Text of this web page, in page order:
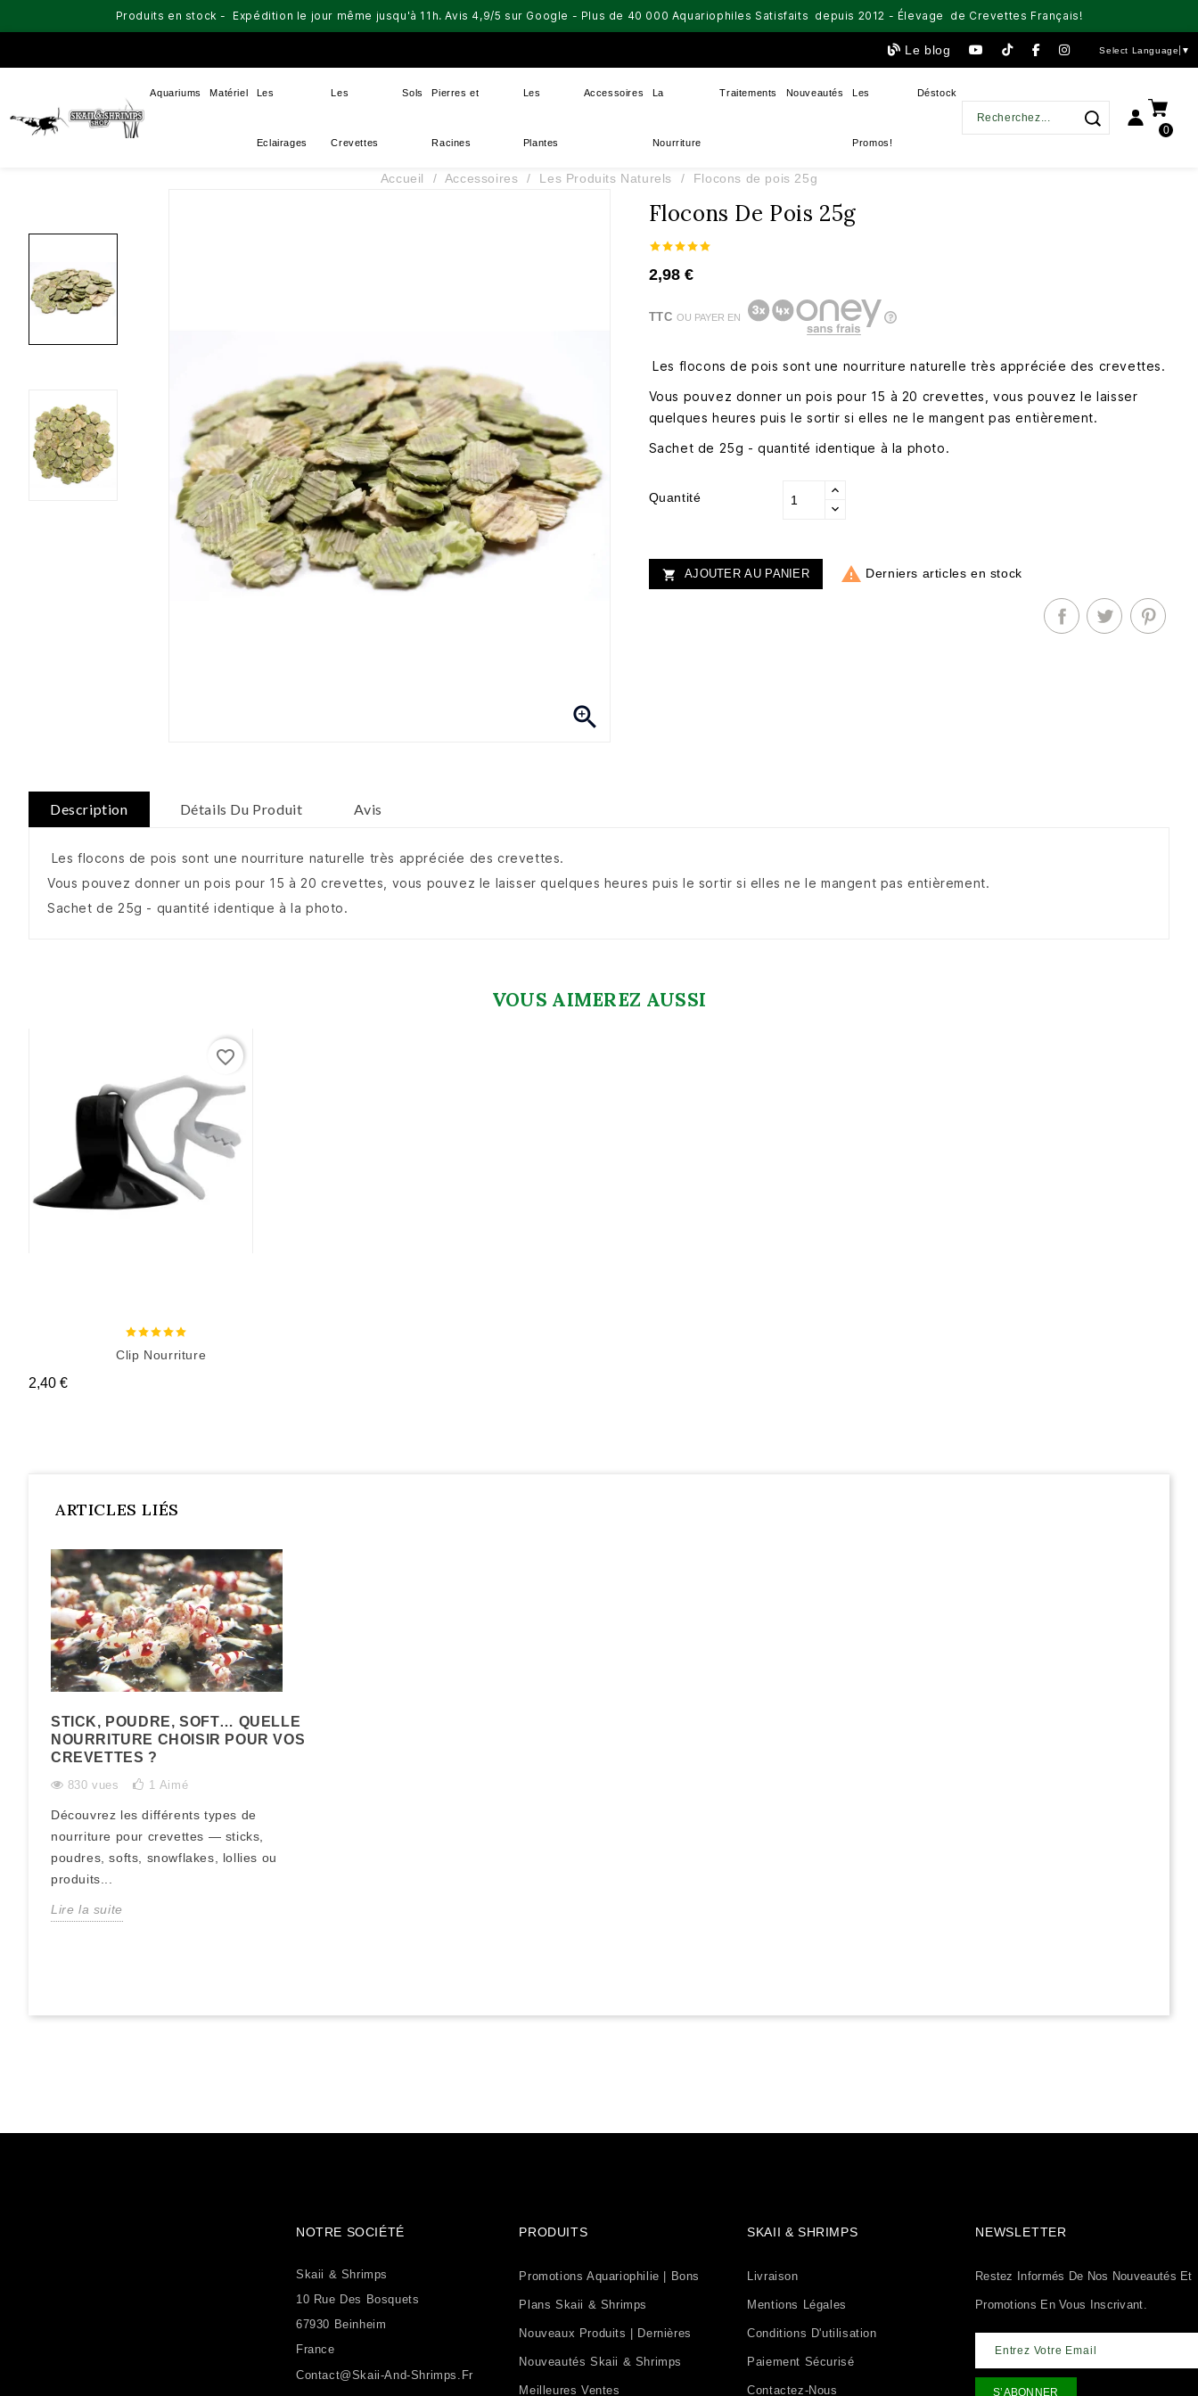
Produits en stock - Expédition le jour même jusqu'à 11h. Avis 4,9/5 sur Google - Plus de 40 000 Aquariophiles Satisfaits depuis 2012 - Élevage de Crevettes Français!
Le blog Select Language ▼
Aquariums Matériel Les
Eclairages
Les
Crevettes
Sols Pierres et
Racines
Les
Plantes
Accessoires La
Nourriture
Traitements Nouveautés Les
Promos!
Déstock
0
Accueil Accessoires Les Produits Naturels Flocons de pois 25g

Flocons De Pois 25g
2,98 €
TTCOU PAYER EN
Les flocons de pois sont une nourriture naturelle très appréciée des crevettes.
Vous pouvez donner un pois pour 15 à 20 crevettes, vous pouvez le laisser
quelques heures puis le sortir si elles ne le mangent pas entièrement.
Sachet de 25g - quantité identique à la photo.
Quantité
 AJOUTER AU PANIER  Derniers articles en stock
Description Détails Du Produit Avis
Les flocons de pois sont une nourriture naturelle très appréciée des crevettes.
Vous pouvez donner un pois pour 15 à 20 crevettes, vous pouvez le laisser quelques heures puis le sortir si elles ne le mangent pas entièrement.
Sachet de 25g - quantité identique à la photo.
VOUS AIMEREZ AUSSI
favorite_border
Clip Nourriture
Prix
2,40 €
ARTICLES LIÉS
STICK, POUDRE, SOFT… QUELLE
NOURRITURE CHOISIR POUR VOS
CREVETTES ?
830 vues 1 Aimé
Découvrez les différents types de
nourriture pour crevettes — sticks,
poudres, softs, snowflakes, lollies ou
produits...
Lire la suite
NOTRE SOCIÉTÉ
Skaii & Shrimps
10 Rue Des Bosquets
67930 Beinheim
France
Contact@skaii-And-Shrimps.fr
PRODUITS
Promotions Aquariophilie | Bons
Plans Skaii & Shrimps
Nouveaux Produits | Dernières
Nouveautés Skaii & Shrimps
Meilleures Ventes
SKAII & SHRIMPS
Livraison
Mentions Légales
Conditions D'utilisation
Paiement Sécurisé
Contactez-Nous
NEWSLETTER
Restez Informés De Nos Nouveautés Et
Promotions En Vous Inscrivant.